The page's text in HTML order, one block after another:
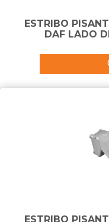
ESTRIBO
DAF LADO
ESTRIBO